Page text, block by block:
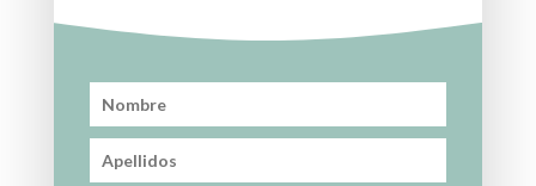
Innovación y Comercio, de una subvención por
reactivación económica en los municipios afectados
por la DANA, dentro de la convocatoria de EMDANA
2025